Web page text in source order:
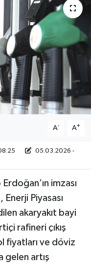
A- A+
05.03.2026 -
imzası
Piyasası
akaryakıt bayi
rafineri çıkış
fiyatları ve döviz
gelen artış